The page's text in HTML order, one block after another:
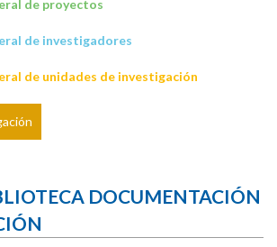
de investigación
de proyectos
de investigadores
de unidades de investigación
DOCUMENTACIÓN